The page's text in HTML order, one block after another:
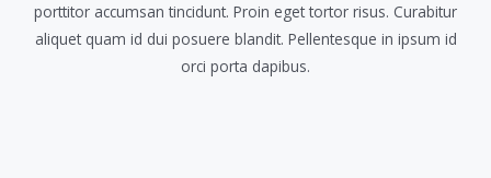
porttitor accumsan tincidunt. Proin eget tortor risus. Curabitur
aliquet quam id dui posuere blandit. Pellentesque in ipsum id
orci porta dapibus.